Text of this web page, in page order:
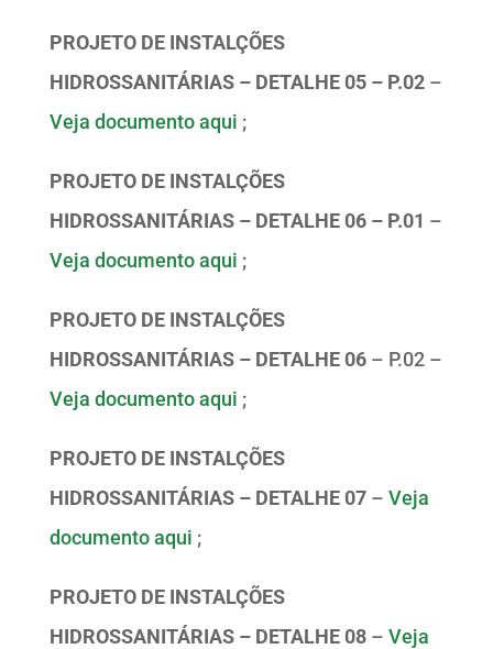
PROJETO DE INSTALÇÕES
HIDROSSANITÁRIAS – DETALHE 05 – P.02–
Veja documento aqui ;
PROJETO DE INSTALÇÕES
HIDROSSANITÁRIAS – DETALHE 06 – P.01 –
Veja documento aqui ;
PROJETO DE INSTALÇÕES
HIDROSSANITÁRIAS – DETALHE 06– P.02 –
Veja documento aqui ;
PROJETO DE INSTALÇÕES
HIDROSSANITÁRIAS – DETALHE 07– Veja
documento aqui ;
PROJETO DE INSTALÇÕES
HIDROSSANITÁRIAS – DETALHE 08– Veja